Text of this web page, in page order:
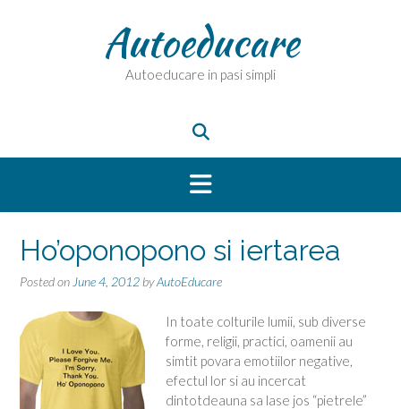
Autoeducare
Autoeducare in pasi simpli
Ho’oponopono si iertarea
Posted on June 4, 2012 byAutoEducare
In toate colturile lumii, sub diverse
forme, religii, practici, oamenii au
simtit povara emotiilor negative,
efectul lor si au incercat
dintotdeauna sa lase jos “pietrele”